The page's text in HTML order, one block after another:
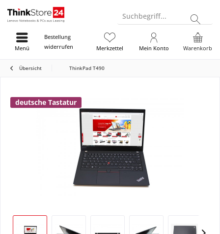
Suchbegriff...
Bestellung
widerrufen
Warenkorb
Merkzettel Mein Konto
Menü
Übersicht ThinkPad T490
deutsche Tastatur